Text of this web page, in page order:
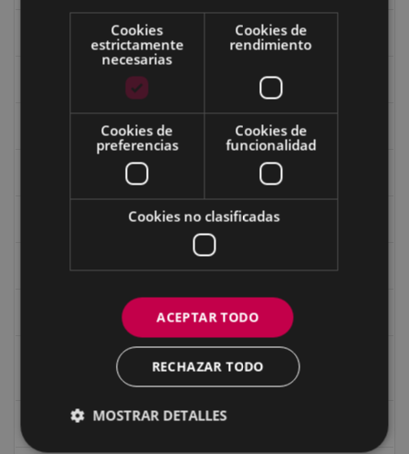
Fondo Bolumburu
Fondo Carlos Narbaiza
Ignacio Zuloaga (1870-2020)
Ignacio Zuloaga, cuadros del autor en las tiendas de
Indalecio Ojanguren Diputación de Gipuzkoa
Cookies
estrictamente
necesarias
Cookies de
rendimiento
Cookies de
preferencias
Cookies de
funcionalidad
Cookies no clasificadas
ACEPTAR TODO
RECHAZAR TODO
MOSTRAR DETALLES